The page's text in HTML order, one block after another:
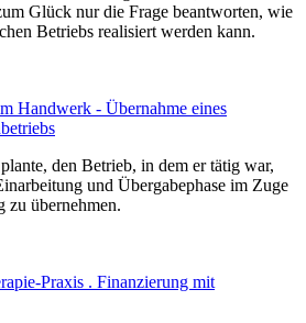
Glück nur die Frage beantworten, wie
Betriebs realisiert werden kann.
Handwerk - Übernahme eines
den Betrieb, in dem er tätig war,
und Übergabephase im Zuge
zu übernehmen.
Praxis . Finanzierung mit